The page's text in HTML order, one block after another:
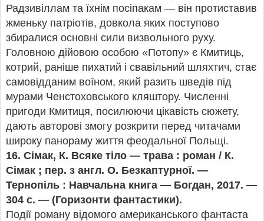
Радзивіллам та їхнім посіпакам — він протиставив
жменьку патріотів, довкола яких поступово
збиралися основні сили визвольного руху.
Головною дійовою особою «Потопу» є Кмитиць,
котрий, раніше пихатий і свавільний шляхтич, стає
самовідданим воїном, який разить шведів під
мурами Ченстоховського кляштору. Численні
пригоди Кмитиця, посилюючи цікавість сюжету,
дають авторові змогу розкрити перед читачами
широку панораму життя феодальної Польщі.
16. Сімак, К. Всяке тіло — трава : роман / К.
Сімак ; пер. з англ. О. Безкаптурної. —
Тернопіль : Навчальна книга — Богдан, 2017. —
304 с. — (Горизонти фантастики).
Події роману відомого американського фантаста